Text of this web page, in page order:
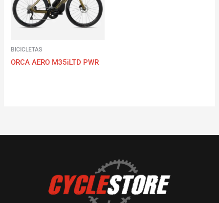
BICICLETAS
ORCA AERO M35iLTD PWR